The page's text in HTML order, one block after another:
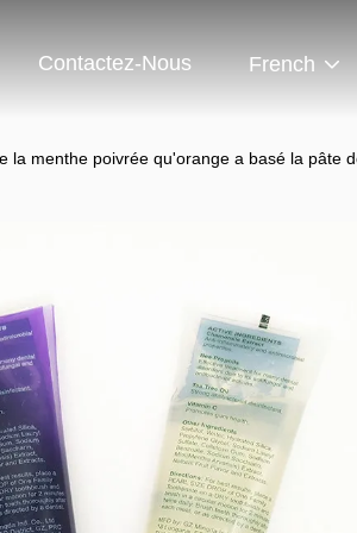
Contactez-Nous French
la menthe poivrée qu'orange a basé la pâte